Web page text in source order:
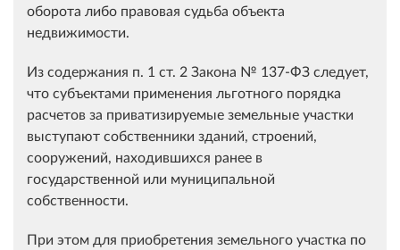
оборота либо правовая судьба объекта
недвижимости.
Из содержания п. 1 ст. 2 Закона № 137-ФЗ следует,
что субъектами применения льготного порядка
расчетов за приватизируемые земельные участки
выступают собственники зданий, строений,
сооружений, находившихся ранее в
государственной или муниципальной
собственности.
При этом для приобретения земельного участка по